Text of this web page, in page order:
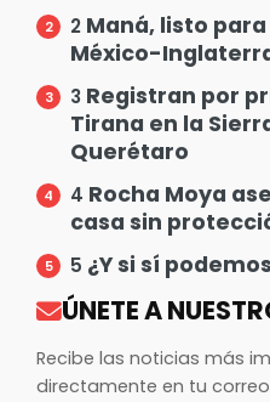
2 Maná, listo
México-
3 Registran por
Tirana en la
Querétaro
4 Rocha Moya
casa sin
5 ¿Y si sí
ÚNETE A
Recibe las noticias más
directamente en tu